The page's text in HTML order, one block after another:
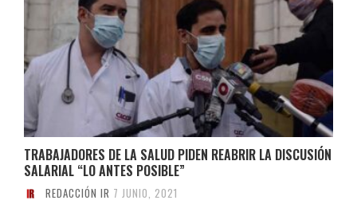
TRABAJADORES DE LA SALUD PIDEN REABRIR LA DISCUSIÓN
SALARIAL “LO ANTES POSIBLE”
REDACCIÓN IR 7 JUNIO, 2021